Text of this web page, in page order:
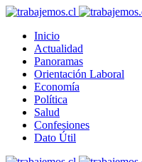
Inicio
Actualidad
Panoramas
Orientación Laboral
Economía
Política
Salud
Confesiones
Dato Útil